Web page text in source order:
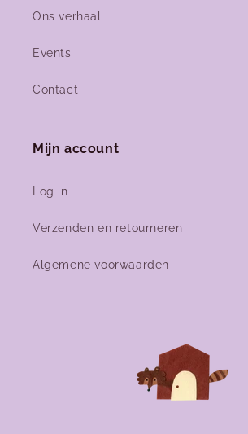
Ons verhaal
Events
Contact
Mijn account
Log in
Verzenden en retourneren
Algemene voorwaarden